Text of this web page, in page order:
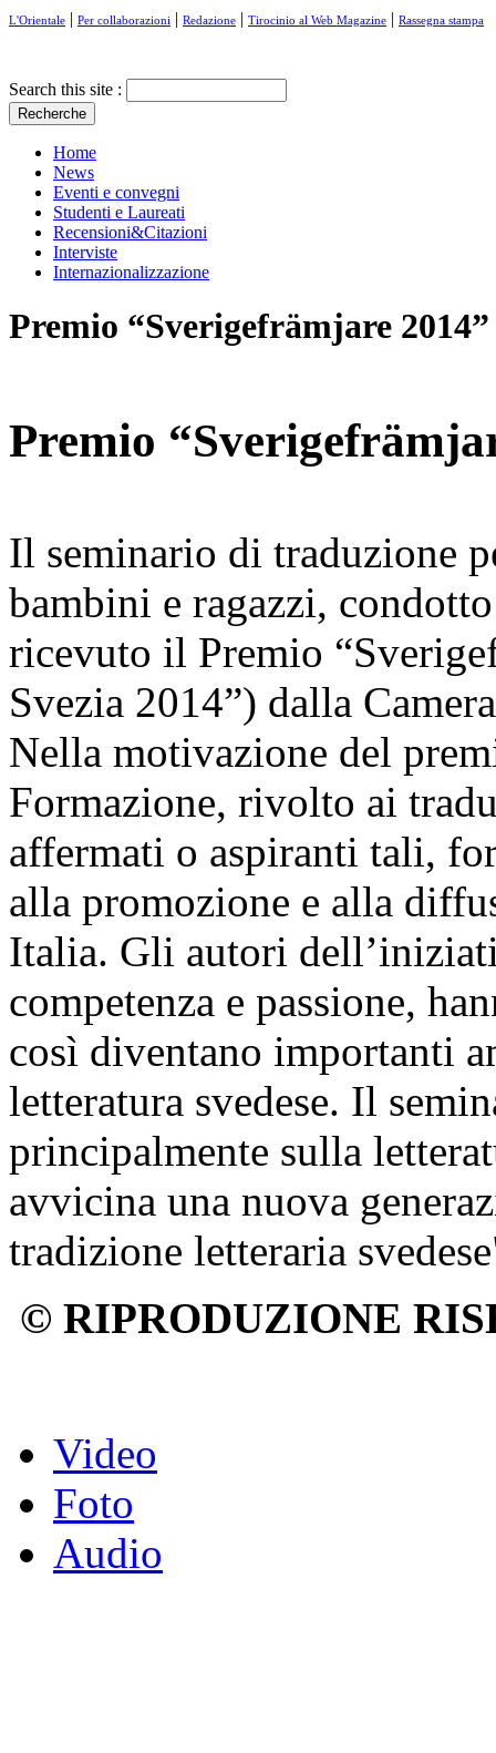
L'Orientale | Per collaborazioni | Redazione | Tirocinio al Web Magazine | Rassegna stampa
Search this site :
Home
News
Eventi e convegni
Studenti e Laureati
Recensioni&Citazioni
Interviste
Internazionalizzazione
Premio “Sverigefrämjare
Premio
Il seminario di traduzione
bambini e ragazzi,
ricevuto il Premio
Svezia 2014”) dalla
Nella motivazione del
Formazione, rivolto ai
affermati o aspiranti tali,
alla promozione e alla
Italia. Gli autori
competenza e passione,
così diventano importanti
letteratura svedese. Il
principalmente sulla
avvicina una nuova
tradizione letteraria
© RIPRODUZIONE
Video
Foto
Audio